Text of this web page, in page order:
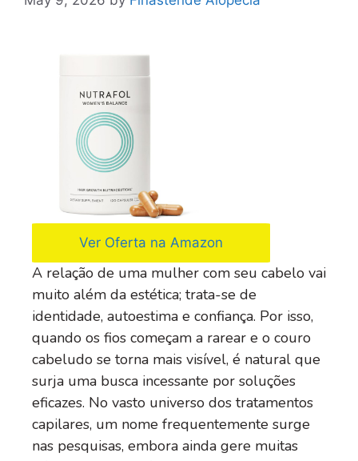
Ver Oferta na Amazon
A relação de uma mulher com seu cabelo vai
muito além da estética; trata-se de
identidade, autoestima e confiança. Por isso,
quando os fios começam a rarear e o couro
cabeludo se torna mais visível, é natural que
surja uma busca incessante por soluções
eficazes. No vasto universo dos tratamentos
capilares, um nome frequentemente surge
nas pesquisas, embora ainda gere muitas